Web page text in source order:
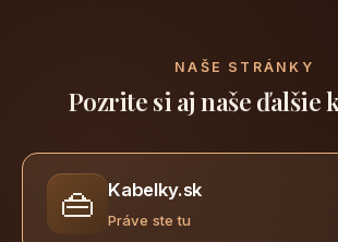
NAŠE STRÁNKY
Pozrite si aj naše ďalšie
👜 Kabelky.sk
Práve ste tu